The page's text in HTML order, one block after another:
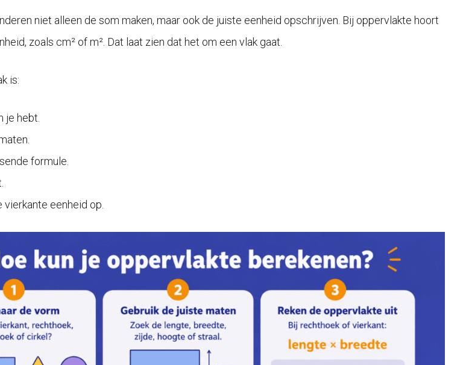
niet alleen de som maken, maar ook de juiste eenheid opschrijven. Bij oppervlakte hoort
zoals cm² of m². Dat laat zien dat het om een vlak gaat.
is:
je hebt.
formule.
eenheid op.